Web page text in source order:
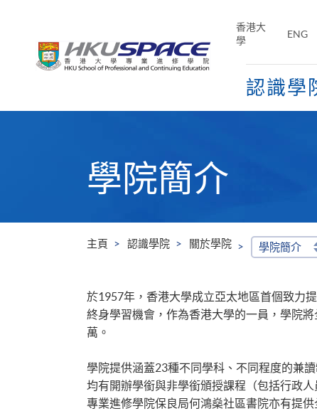
香港大
學
ENG
認識學
學院簡介
主頁 認識學院 關於學院 學院簡介
於1957年，香港大學成立亞太地區首個致力
終身學習機會，作為香港大學的一員，學院
萬。
學院提供涵蓋23種不同學科、不同程度的兼
均有開辦學銜與非學銜頒授課程（包括行政
專業進修學院保良局何鴻燊社區書院亦有提供